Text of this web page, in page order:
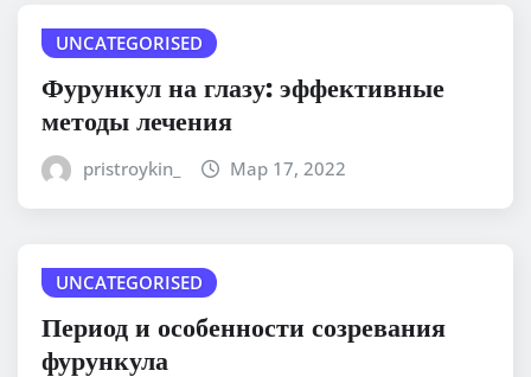
UNCATEGORISED
Фурункул на глазу: эффективные
методы лечения
pristroykin_ Мар 17, 2022
UNCATEGORISED
Период и особенности созревания
фурункула